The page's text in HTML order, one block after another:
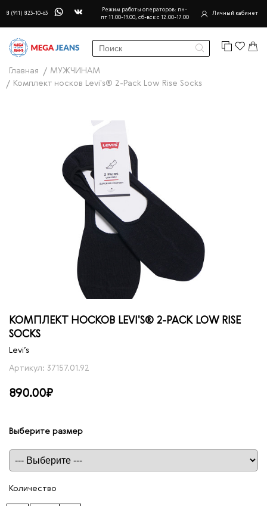
8 (911) 823-10-63
Режим работы операторов: пн-
пт 11.00-19.00, сб-вск с 12.00-17.00
Личный кабинет
Главная
МУЖЧИНАМ
Комплект носков Levi's® 2-Pack Low Rise Socks
КОМПЛЕКТ НОСКОВ LEVI'S® 2-PACK LOW RISE
SOCKS
Levi’s
Артикул: 37157.01.92
890.00₽
Выберите размер
Таблица размеров
Количество